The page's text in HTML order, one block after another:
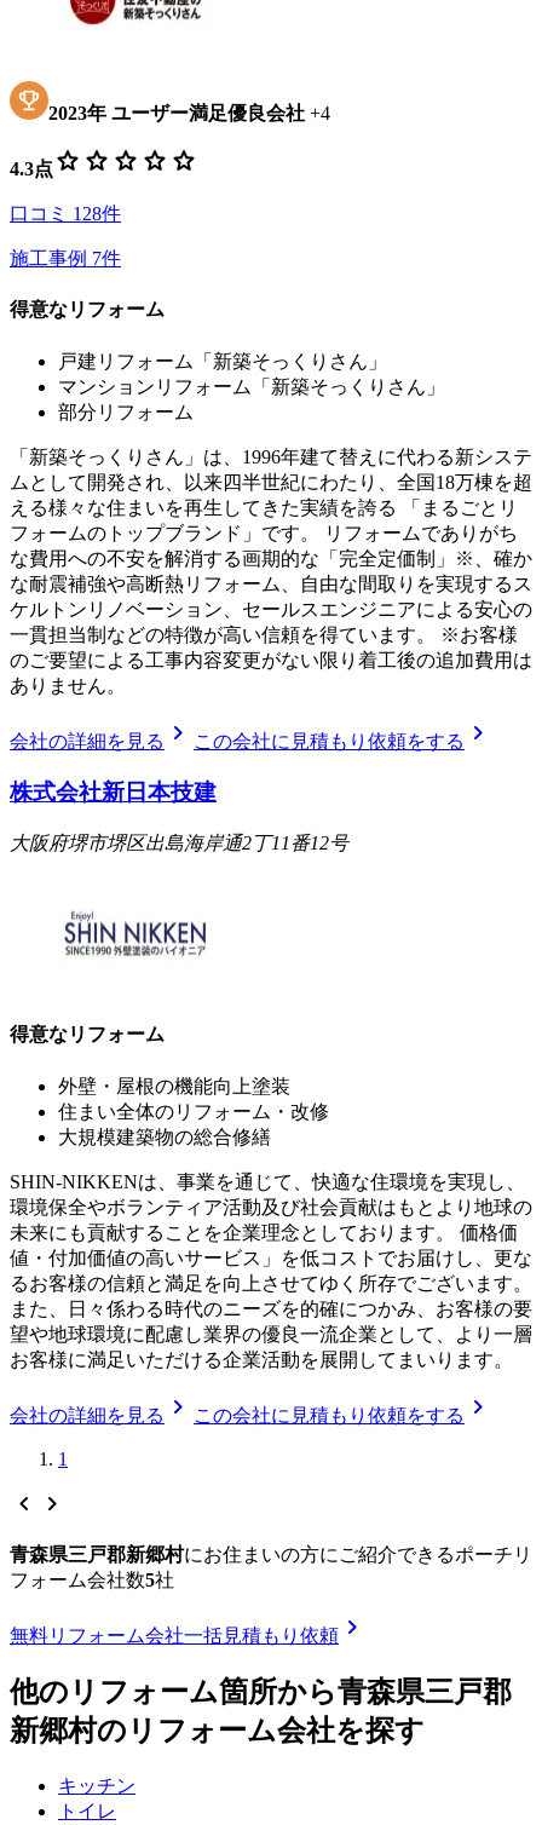
2023年 ユーザー満足優良会社 +4
4.3点 star star star star star
口コミ 128件
施工事例 7件
得意なリフォーム
戸建リフォーム「新築そっくりさん」
マンションリフォーム「新築そっくりさん」
部分リフォーム
「新築そっくりさん」は、1996年建て替えに代わる新システ
ムとして開発され、以来四半世紀にわたり、全国18万棟を超
える様々な住まいを再生してきた実績を誇る 「まるごとリ
フォームのトップブランド」です。 リフォームでありがち
な費用への不安を解消する画期的な「完全定価制」※、確か
な耐震補強や高断熱リフォーム、自由な間取りを実現するス
ケルトンリノベーション、セールスエンジニアによる安心の
一貫担当制などの特徴が高い信頼を得ています。 ※お客様
のご要望による工事内容変更がない限り着工後の追加費用は
ありません。
会社の詳細を見る chevron_right この会社に見積もり依頼をする chevron_right
株式会社新日本技建
大阪府堺市堺区出島海岸通2丁11番12号
得意なリフォーム
外壁・屋根の機能向上塗装
住まい全体のリフォーム・改修
大規模建築物の総合修繕
SHIN-NIKKENは、事業を通じて、快適な住環境を実現し、
環境保全やボランティア活動及び社会貢献はもとより地球の
未来にも貢献することを企業理念としております。 価格価
値・付加価値の高いサービス」を低コストでお届けし、更な
るお客様の信頼と満足を向上させてゆく所存でございます。
また、日々係わる時代のニーズを的確につかみ、お客様の要
望や地球環境に配慮し業界の優良一流企業として、より一層
お客様に満足いただける企業活動を展開してまいります。
会社の詳細を見る chevron_right この会社に見積もり依頼をする chevron_right
1
chevron_left chevron_right
青森県三戸郡新郷村にお住まいの方にご紹介できるポーチリ
フォーム会社数5社
無料リフォーム会社一括見積もり依頼 chevron_right
他のリフォーム箇所から青森県三戸郡
新郷村のリフォーム会社を探す
キッチン
トイレ